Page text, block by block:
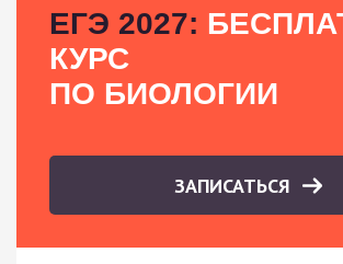
ЕГЭ 2027:
КУРС
ПО БИОЛОГИИ
ЗАПИСАТЬСЯ